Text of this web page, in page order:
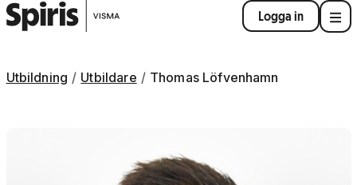
Logga in
Utbildning Utbildare Thomas Löfvenhamn